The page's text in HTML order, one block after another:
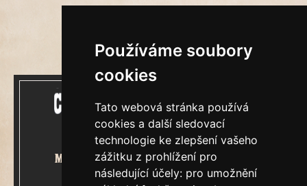
Používáme soubory
cookies
Tato webová stránka používá
cookies a další sledovací
technologie ke zlepšení vašeho
zážitku z prohlížení pro
následující účely: pro umožnění
Mecenášem Cimrmanova Zpravodaje
je společnost